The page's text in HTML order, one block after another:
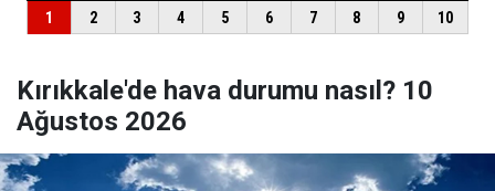
Kırıkkale'de hava durumu nasıl? 10
Ağustos 2026